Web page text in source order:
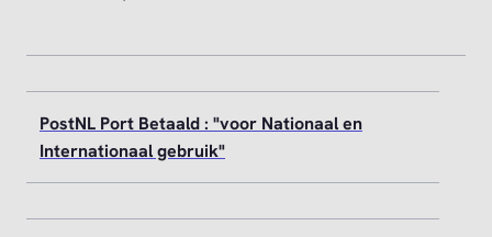
PostNL Port Betaald : "voor Nationaal en
Internationaal gebruik"